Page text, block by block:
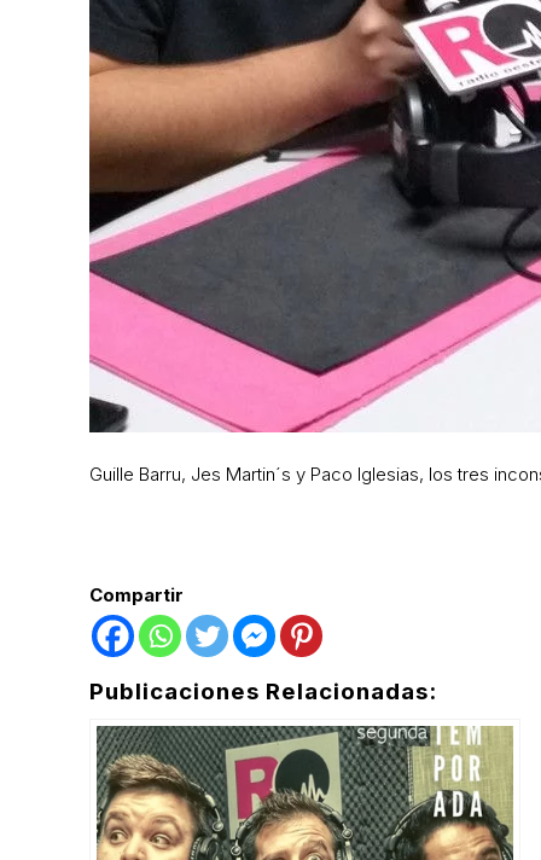
Guille Barru, Jes Martin´s y Paco Iglesias, los tres
Compartir
Publicaciones Relacionadas: